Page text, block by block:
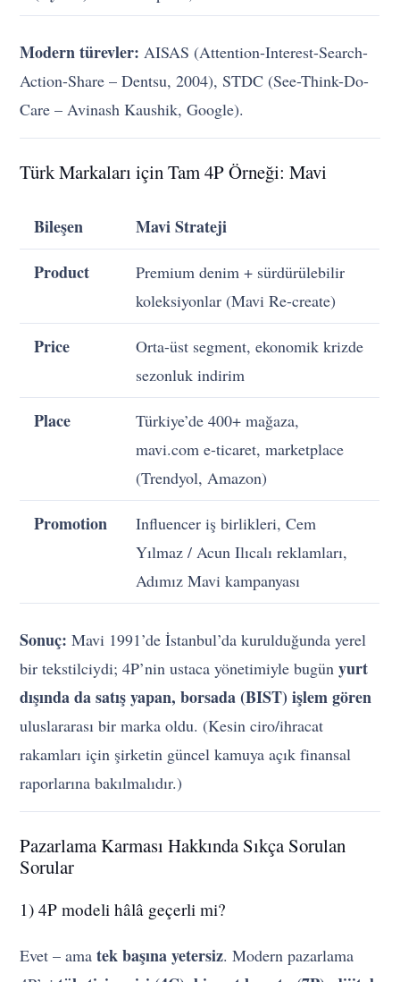
Modern türevler: AISAS (Attention-Interest-Search-
Action-Share – Dentsu, 2004), STDC (See-Think-Do-
Care – Avinash Kaushik, Google).
Türk Markaları için Tam 4P Örneği: Mavi
Bileşen
Mavi Strateji
Product
Premium denim + sürdürülebilir
koleksiyonlar (Mavi Re-create)
Price
Orta-üst segment, ekonomik krizde
sezonluk indirim
Place
Türkiye’de 400+ mağaza,
mavi.com e-ticaret, marketplace
(Trendyol, Amazon)
Promotion
Influencer iş birlikleri, Cem
Yılmaz / Acun Ilıcalı reklamları,
Adımız Mavi kampanyası
Sonuç: Mavi 1991’de İstanbul’da kurulduğunda yerel
bir tekstilciydi; 4P’nin ustaca yönetimiyle bugünyurt
dışında da satış yapan, borsada (BIST) işlem gören
uluslararası bir marka oldu. (Kesin ciro/ihracat
rakamları için şirketin güncel kamuya açık finansal
raporlarına bakılmalıdır.)
Pazarlama Karması Hakkında Sıkça Sorulan
Sorular
1) 4P modeli hâlâ geçerli mi?
Evet – amatek başına yetersiz. Modern pazarlama